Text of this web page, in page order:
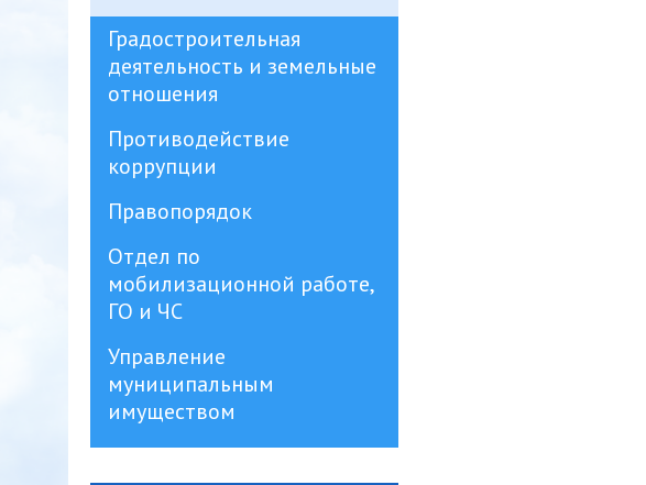
Градостроительная
деятельность и земельные
отношения
Противодействие
коррупции
Правопорядок
Отдел по
мобилизационной работе,
ГО и ЧС
Управление
муниципальным
имуществом